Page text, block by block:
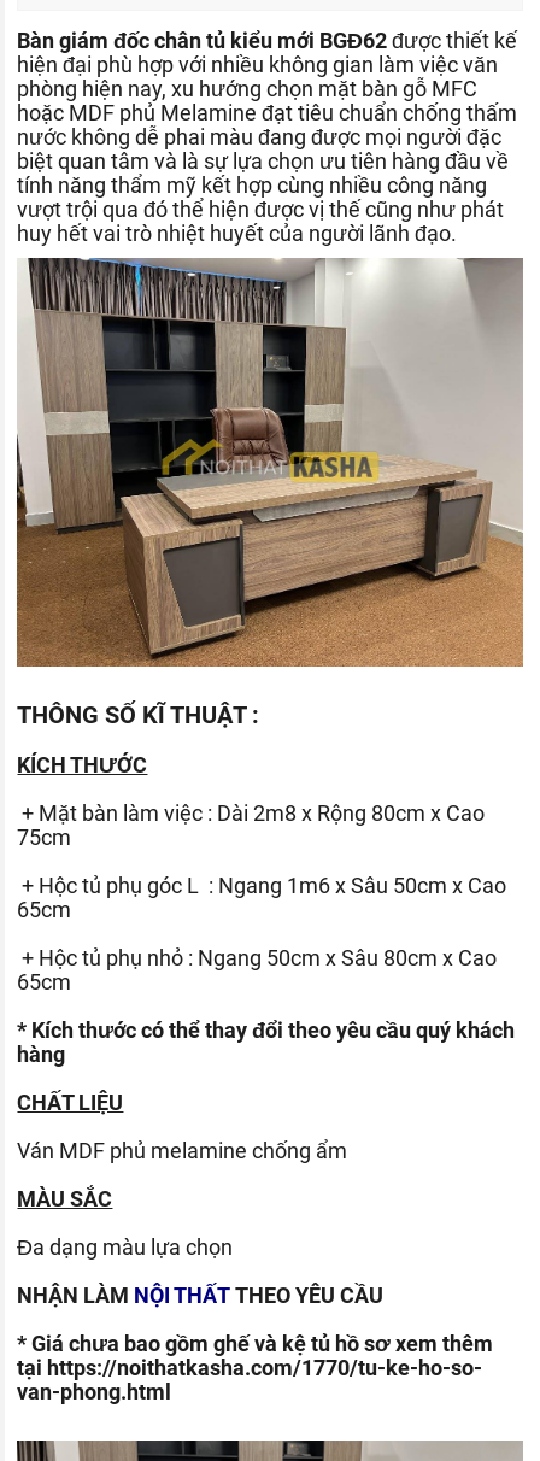
Bàn giám đốc chân tủ kiểu mới BGĐ62được thiết kế
hiện đại phù hợp với nhiều không gian làm việc văn
phòng hiện nay, xu hướng chọn mặt bàn gỗ MFC
hoặc MDF phủ Melamine đạt tiêu chuẩn chống thấm
nước không dễ phai màu đang được mọi người đặc
biệt quan tâm và là sự lựa chọn ưu tiên hàng đầu về
tính năng thẩm mỹ kết hợp cùng nhiều công năng
vượt trội qua đó thể hiện được vị thế cũng như phát
huy hết vai trò nhiệt huyết của người lãnh đạo.
THÔNG SỐ KĨ THUẬT :
KÍCH THƯỚC
+ Mặt bàn làm việc : Dài 2m8 x Rộng 80cm x Cao
75cm
+ Hộc tủ phụ góc L : Ngang 1m6 x Sâu 50cm x Cao
65cm
+ Hộc tủ phụ nhỏ : Ngang 50cm x Sâu 80cm x Cao
65cm
* Kích thước có thể thay đổi theo yêu cầu quý khách
hàng
CHẤT LIỆU
Ván MDF phủ melamine chống ẩm
MÀU SẮC
Đa dạng màu lựa chọn
NHẬN LÀM NỘI THẤTTHEO YÊU CẦU
* Giá chưa bao gồm ghế và kệ tủ hồ sơ xem thêm
tại https://noithatkasha.com/1770/tu-ke-ho-so-
van-phong.html